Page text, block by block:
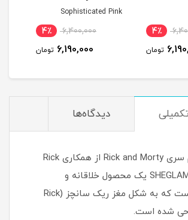
4٪
تومان
Sophisticated Pink
6,400,000 4٪
6,190,000 تومان
دیدگاه‌ها
رژگونه شیگلم سری Rick and Morty از همکاری Rick
and Morty و SHEGLAM یک محصول خلاقانه و
سرگرم‌کننده است که به شکل مغز ریک سانچز (Rick